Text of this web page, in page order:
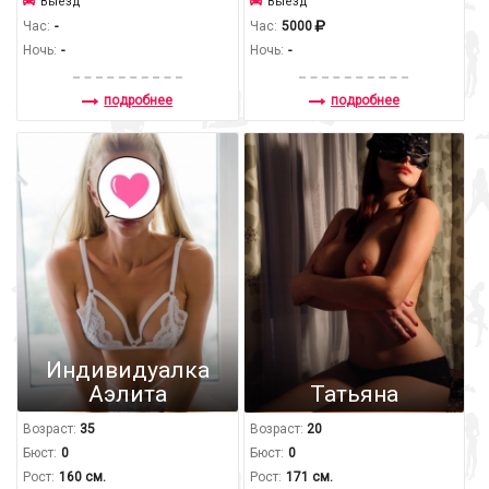
Час: -
Ночь: -
подробнее
Час: 5000
Ночь: -
подробнее
Индивидуалка
Аэлита
Возраст: 35
Бюст: 0
Рост: 160 см.
Татьяна
Возраст: 20
Бюст: 0
Рост: 171 см.